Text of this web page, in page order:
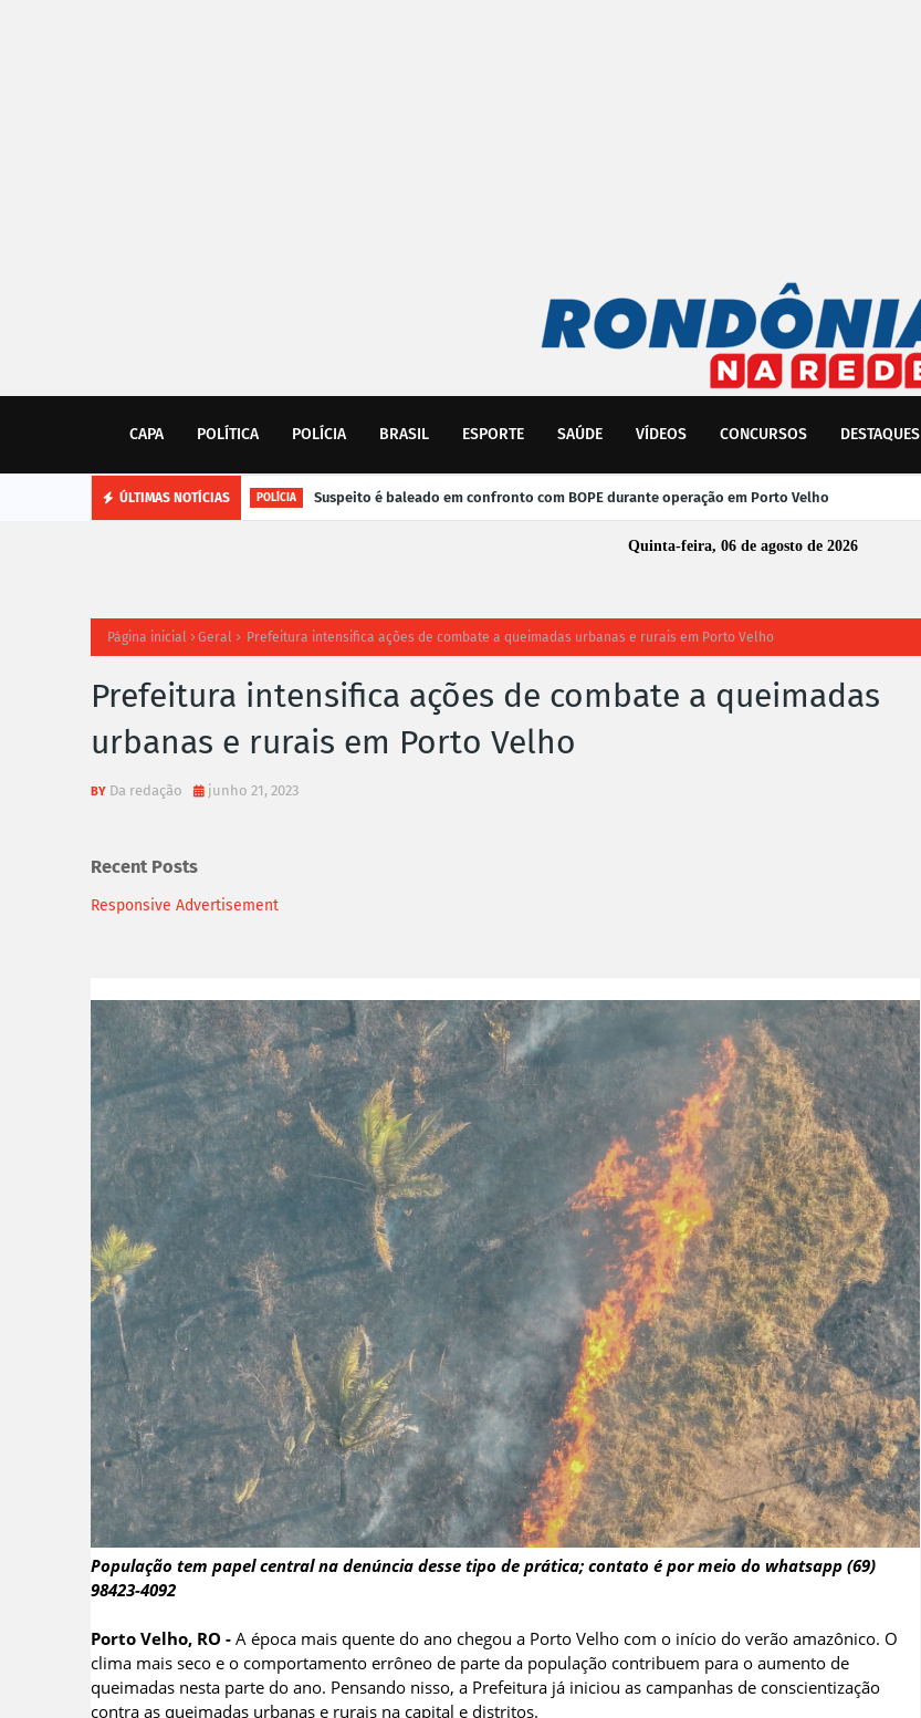
CAPA POLÍTICA POLÍCIA BRASIL ESPORTE SAÚDE VÍDEOS CONCURSOS DESTAQUES
ÚLTIMAS NOTÍCIAS POLÍCIA Suspeito é baleado em confronto com BOPE durante operação em Porto Velho
Quinta-feira, 06 de agosto de 2026
Página inicial Geral Prefeitura intensifica ações de combate a queimadas urbanas e rurais em Porto Velho
Prefeitura intensifica ações de combate a queimadas
urbanas e rurais em Porto Velho
Da redação junho 21, 2023
Recent Posts
Responsive Advertisement
População tem papel central na denúncia desse tipo de prática; contato é por meio do whatsapp (69)
98423-4092
Porto Velho, RO - A época mais quente do ano chegou a Porto Velho com o início do verão amazônico. O
clima mais seco e o comportamento errôneo de parte da população contribuem para o aumento de
queimadas nesta parte do ano. Pensando nisso, a Prefeitura já iniciou as campanhas de conscientização
contra as queimadas urbanas e rurais na capital e distritos.